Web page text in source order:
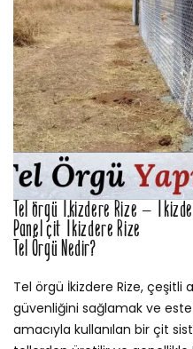
Tel örgü İkizdere Rize –
Panel çit İkizdere Rize
Tel Örgü Nedir?
Tel örgü İkizdere Rize, çeşitli
güvenliğini sağlamak ve
amacıyla kullanılan bir çit